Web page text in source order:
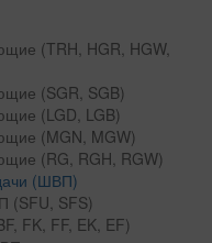
(TRH, HGR, HGW,
(SGR, SGB)
(LGD, LGB)
(MGN, MGW)
(RG, RGH, RGW)
(ШВП)
(SFU, SFS)
FK, FF, EK, EF)